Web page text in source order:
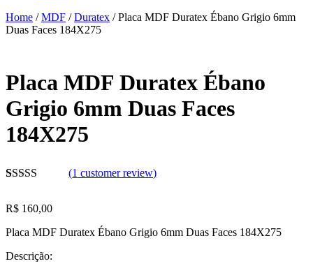
Home /MDF /Duratex / Placa MDF Duratex Ébano Grigio 6mm
Duas Faces 184X275
Placa MDF Duratex Ébano
Grigio 6mm Duas Faces
184X275
out of 5
based on
rating
(1 customer review)
R$ 160,00
Placa MDF Duratex Ébano Grigio 6mm Duas Faces 184X275
Descrição: